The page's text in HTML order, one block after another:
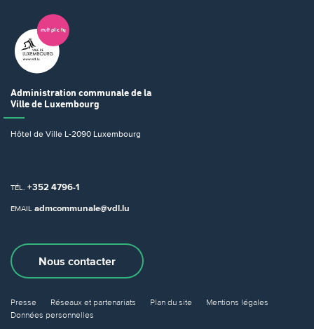
Administration communale de la
Ville de Luxembourg
Hôtel de Ville L-2090 Luxembourg
TÉL. +352 4796-1
EMAIL admcommunale@vdl.lu
Nous contacter
Presse Réseaux et partenariats Plan du site
Mentions légales
Données personnelles